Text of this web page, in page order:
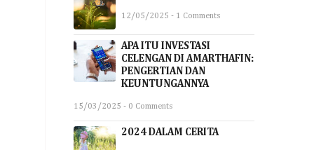
12/05/2025 - 1 Comments
APA ITU INVESTASI
CELENGAN DI AMARTHAFIN:
PENGERTIAN DAN
KEUNTUNGANNYA
15/03/2025 - 0 Comments
2024 DALAM CERITA